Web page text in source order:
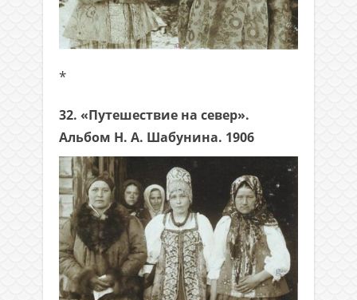
*
32. «Путешествие на север».
Альбом Н. А. Шабунина. 1906